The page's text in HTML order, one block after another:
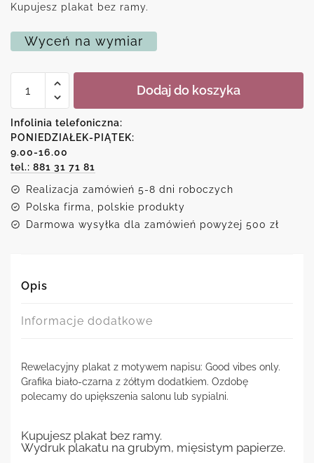
Kupujesz plakat bez ramy.
Wyceń na wymiar
Plakat
Good
vibes
only
Dodaj do koszyka
Infolinia telefoniczna:
PONIEDZIAŁEK-PIĄTEK:
9.00-16.00
tel.: 881 31 71 81
Realizacja zamówień 5-8 dni roboczych
Polska firma, polskie produkty
Darmowa wysyłka dla zamówień powyżej 500 zł
Opis
Informacje dodatkowe
Rewelacyjny plakat z motywem napisu: Good vibes only.
Grafika biało-czarna z żółtym dodatkiem. Ozdobę
polecamy do upiększenia salonu lub sypialni.
Kupujesz plakat bez ramy.
Wydruk plakatu na grubym, mięsistym papierze.